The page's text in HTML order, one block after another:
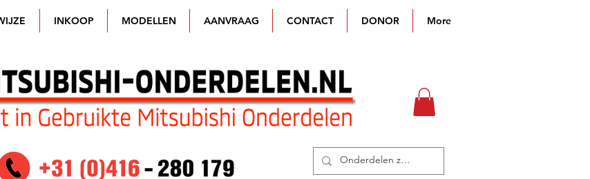
INKOOP MODELLEN AANVRAAG CONTACT DONOR More